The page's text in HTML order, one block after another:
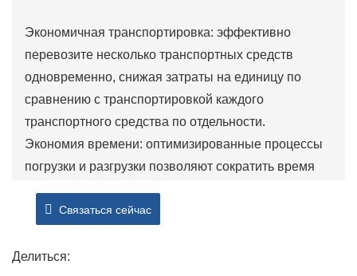
Экономичная транспортировка: эффективно
перевозите несколько транспортных средств
одновременно, снижая затраты на единицу по
сравнению с транспортировкой каждого
транспортного средства по отдельности.
Экономия времени: оптимизированные процессы
погрузки и разгрузки позволяют сократить время
предприятий, которые полагаются на
Повышенная безопасность: разработан с учетом
Связаться сейчас
Делиться: